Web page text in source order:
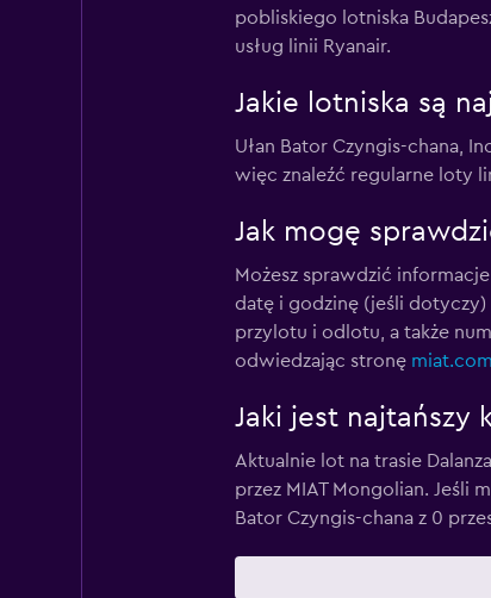
pobliskiego lotniska
usług linii Ryanair.
Jakie lotniska są
Ułan Bator Czyngis-chana,
więc znaleźć regularne loty
Jak mogę
Możesz sprawdzić
datę i godzinę (jeśli dotyczy)
przylotu i odlotu, a także
odwiedzając stronę miat.com
Jaki jest najtańszy
Aktualnie lot na trasie
przez MIAT Mongolian. Jeśli
Bator Czyngis-chana z 0